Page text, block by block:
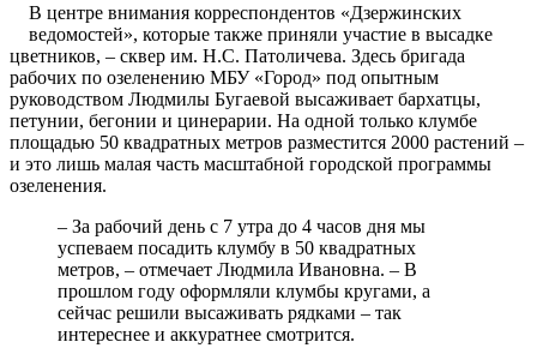
В центре внимания корреспондентов «Дзержинских
ведомостей», которые также приняли участие в высадке
цветников, – сквер им. Н.С. Патоличева. Здесь бригада
рабочих по озеленению МБУ «Город» под опытным
руководством Людмилы Бугаевой высаживает бархатцы,
петунии, бегонии и цинерарии. На одной только клумбе
площадью 50 квадратных метров разместится 2000 растений –
и это лишь малая часть масштабной городской программы
озеленения.
– За рабочий день с 7 утра до 4 часов дня мы
успеваем посадить клумбу в 50 квадратных
метров, – отмечает Людмила Ивановна. – В
прошлом году оформляли клумбы кругами, а
сейчас решили высаживать рядками – так
интереснее и аккуратнее смотрится.